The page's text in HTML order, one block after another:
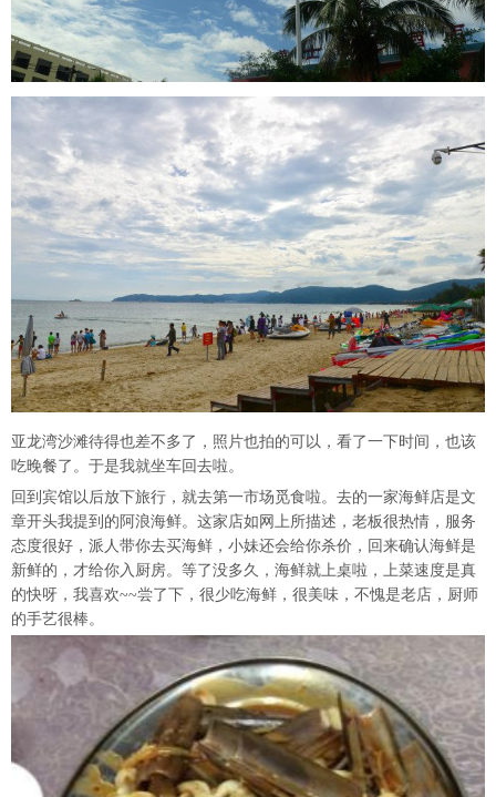
亚龙湾沙滩待得也差不多了，照片也拍的可以，看了一下时间，也该
吃晚餐了。于是我就坐车回去啦。
回到宾馆以后放下旅行，就去第一市场觅食啦。去的一家海鲜店是文
章开头我提到的阿浪海鲜。这家店如网上所描述，老板很热情，服务
态度很好，派人带你去买海鲜，小妹还会给你杀价，回来确认海鲜是
新鲜的，才给你入厨房。等了没多久，海鲜就上桌啦，上菜速度是真
的快呀，我喜欢~~尝了下，很少吃海鲜，很美味，不愧是老店，厨师
的手艺很棒。